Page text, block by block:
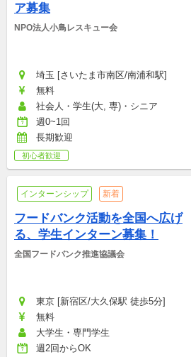
ア募集
NPO法人小鳥レスキュー会
埼玉 [さいたま市南区/南浦和駅]
無料
社会人・学生(大, 専)・シニア
週0~1回
長期歓迎
初心者歓迎
インターンシップ 新着
フードバンク活動を全国へ広げ
る、学生インターン募集！
全国フードバンク推進協議会
東京 [新宿区/大久保駅 徒歩5分]
無料
大学生・専門学生
週2回からOK